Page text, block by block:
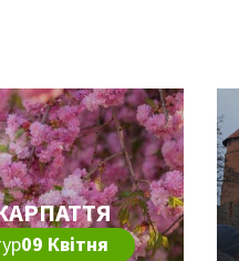
09 Квітня